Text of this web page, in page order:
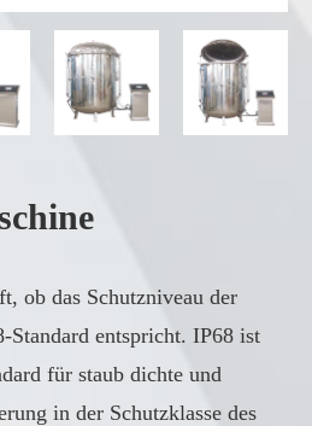
ob das Schutzniveau der
Standard entspricht. IP68 ist
für staub dichte und
in der Schutzklasse des